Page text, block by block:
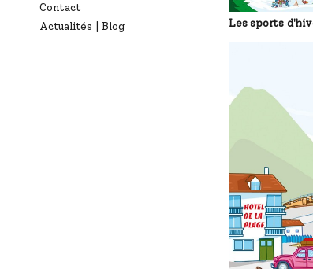
Contact
Actualités | Blog
Les sports